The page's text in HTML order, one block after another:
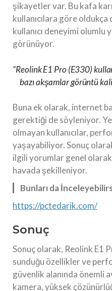
şikayetler var. Bu kafa
kullanıcılara göre
kullanıcı deneyimi olumlu
görünüyor.
“Reolink E1 Pro (E330)
bazı akşamlar görüntü
Buna ek olarak, internet
gerektiği de söyleniyor.
olmayan kullanıcılar,
yaşayabiliyor. Sonuç
ilgili yorumlar genel
havada şekilleniyor.
Bunları da
https://pctedarik.com/
Sonuç
Sonuç olarak, Reolink E1
sunduğu özellikler ve
güvenlik alanında önemli
kamera, yüksek